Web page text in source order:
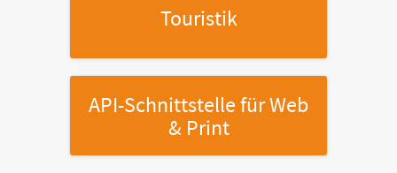
Touristik
API-Schnittstellefür Web
& Print